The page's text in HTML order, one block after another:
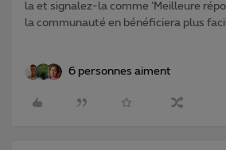
la et signalez-la comme ‘Meilleure
la communauté en bénéficiera plus
6 personnes aiment